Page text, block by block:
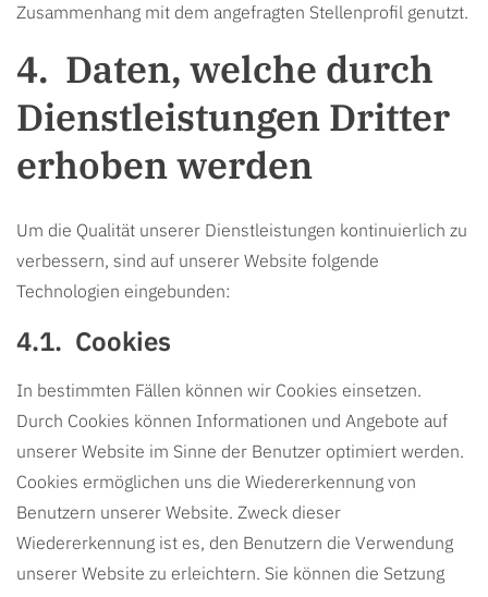
Zusammenhang mit dem angefragten Stellenprofil genutzt.
Daten, welche durch
Dienstleistungen Dritter
erhoben werden
Um die Qualität unserer Dienstleistungen kontinuierlich zu
verbessern, sind auf unserer Website folgende
Technologien eingebunden:
Cookies
In bestimmten Fällen können wir Cookies einsetzen.
Durch Cookies können Informationen und Angebote auf
unserer Website im Sinne der Benutzer optimiert werden.
Cookies ermöglichen uns die Wiedererkennung von
Benutzern unserer Website. Zweck dieser
Wiedererkennung ist es, den Benutzern die Verwendung
unserer Website zu erleichtern. Sie können die Setzung